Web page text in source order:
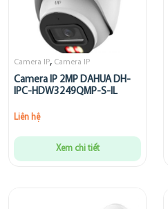
Camera IP, Camera IP
Camera IP 2MP DAHUA DH-
IPC-HDW3249QMP-S-IL
Liên hệ
Xem chi tiết